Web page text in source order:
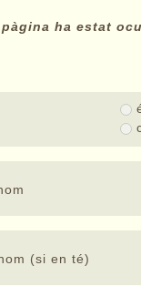
ha estat
(si en té)